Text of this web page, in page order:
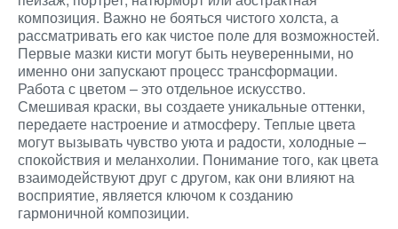
композиция. Важно не бояться чистого холста, а
рассматривать его как чистое поле для возможностей.
Первые мазки кисти могут быть неуверенными, но
именно они запускают процесс трансформации.
Работа с цветом – это отдельное искусство.
Смешивая краски, вы создаете уникальные оттенки,
передаете настроение и атмосферу. Теплые цвета
могут вызывать чувство уюта и радости, холодные –
спокойствия и меланхолии. Понимание того, как цвета
взаимодействуют друг с другом, как они влияют на
восприятие, является ключом к созданию
гармоничной композиции.